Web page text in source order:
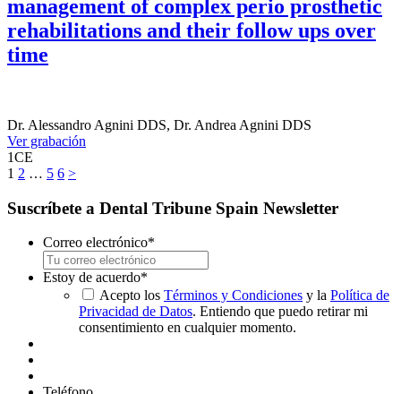
management of complex perio prosthetic
rehabilitations and their follow ups over
time
Dr. Alessandro Agnini DDS, Dr. Andrea Agnini DDS
Ver grabación
1CE
1 2 … 5 6 >
Suscríbete a Dental Tribune Spain Newsletter
Correo electrónico*
Estoy de acuerdo*
Acepto los Términos y Condiciones y la Política de
Privacidad de Datos. Entiendo que puedo retirar mi
consentimiento en cualquier momento.